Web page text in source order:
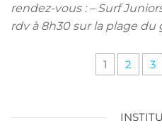
rendez-vous : – Surf
rdv à 8h30 sur la plage
Pagination
publications
1 2 3